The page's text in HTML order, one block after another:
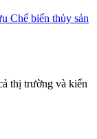
Chế biến thủy sản
thị trường và kiến